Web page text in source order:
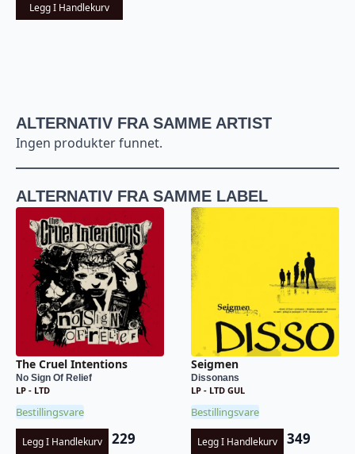
Legg I Handlekurv
ALTERNATIV FRA SAMME ARTIST
Ingen produkter funnet.
ALTERNATIV FRA SAMME LABEL
The Cruel Intentions
No Sign Of Relief
LP - LTD
Bestillingsvare
Legg I Handlekurv 229
Seigmen
Dissonans
LP - LTD GUL
Bestillingsvare
Legg I Handlekurv 349